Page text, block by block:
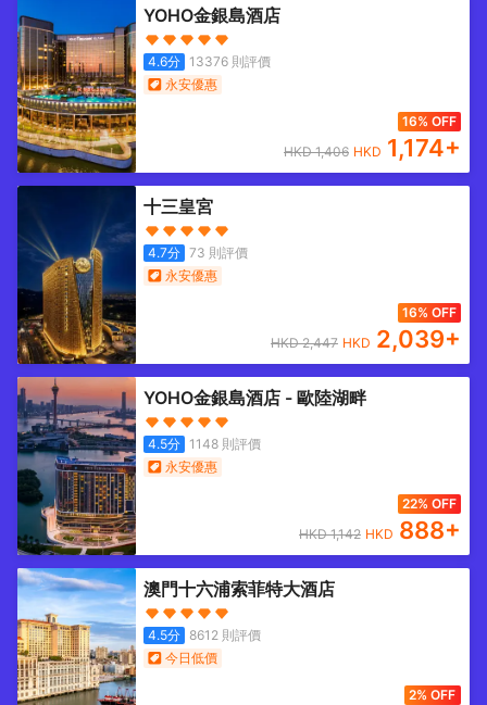
YOHO金銀島酒店
4.6分 13376則評價
永安優惠
16% OFF
HKD1,406 HKD 1,174+
十三皇宮
4.7分 73 則評價
永安優惠
16% OFF
HKD2,447 HKD 2,039+
YOHO金銀島酒店 - 歐陸湖畔
4.5分 1148則評價
永安優惠
22% OFF
HKD1,142 HKD 888+
澳門十六浦索菲特大酒店
4.5分 8612 則評價
今日低價
2% OFF